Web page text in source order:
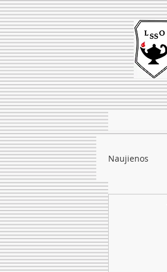
Naujienos